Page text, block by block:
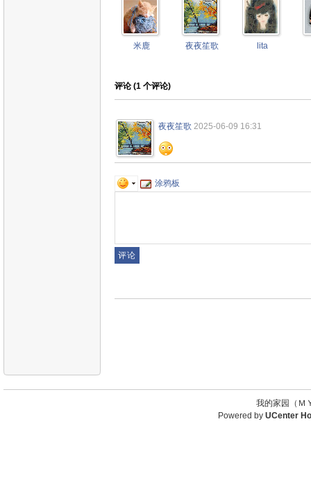
米鹿 夜夜笙歌 lita
评论 (1 个评论)
夜夜笙歌 2025-06-09 16:31
涂鸦板
我的家园（
Powered by UCenter